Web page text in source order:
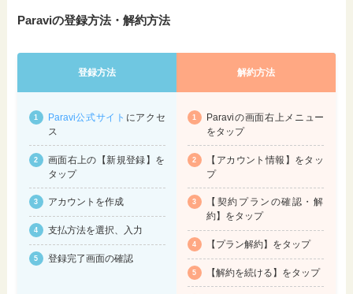
Paraviの登録方法・解約方法
登録方法 解約方法
Paravi公式サイト にアクセ
ス
画面右上の【新規登録】を
タップ
アカウントを作成
支払方法を選択、入力
登録完了画面の確認
Paraviの画面右上メニュー
をタップ
【アカウント情報】をタッ
プ
【契約プランの確認・解
約】をタップ
【プラン解約】をタップ
【解約を続ける】をタップ